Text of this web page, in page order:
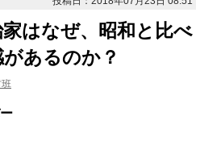
はなぜ、昭和と比べ
あるのか？